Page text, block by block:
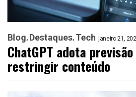
Blog Destaques Tech janeiro 21,
ChatGPT adota
restringir conteúdo